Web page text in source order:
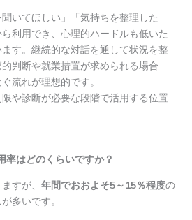
いてほしい」「気持ちを整理した
利用でき、心理的ハードルも低いた
す。継続的な対話を通して状況を整
判断や就業措置が求められる場合
流れが理想的です。
や診断が必要な段階で活用する位置
率はどのくらいですか？
すが、 年間でおおよそ5～15％程度の
多いです。